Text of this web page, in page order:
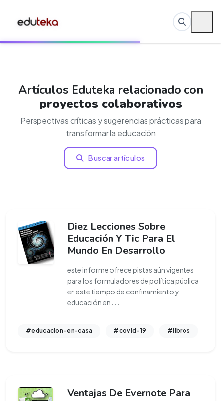
Artículos Eduteka relacionado con
proyectos colaborativos
Perspectivas críticas y sugerencias prácticas para
transformar la educación
Buscar artículos
Diez Lecciones Sobre
Educación Y Tic Para El
Mundo En Desarrollo
este informe ofrece pistas aún vigentes
para los formuladores de política pública
en este tiempo de confinamiento y
educación en ...
#educacion-en-casa #covid-19 #libros
Ventajas De Evernote Para